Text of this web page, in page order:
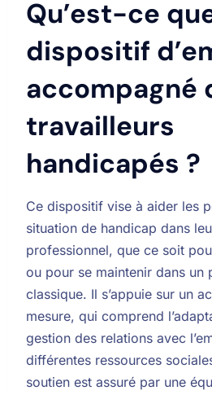
Qu’est-ce
dispositif
accompagné
travailleurs
handicapés ?
Ce dispositif vise à aider les
situation de handicap dans
professionnel, que ce soit
ou pour se maintenir dans un
classique. Il s’appuie sur un
mesure, qui comprend
gestion des relations avec
différentes ressources
soutien est assuré par une